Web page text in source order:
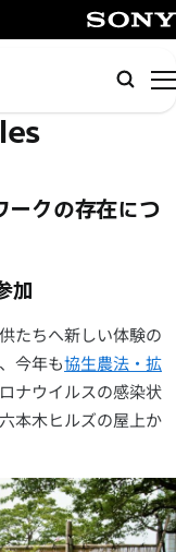
検
索
ークの存在につ
加
たちへ新しい体験の
今年も協生農法・拡
ナウイルスの感染状
本木ヒルズの屋上か